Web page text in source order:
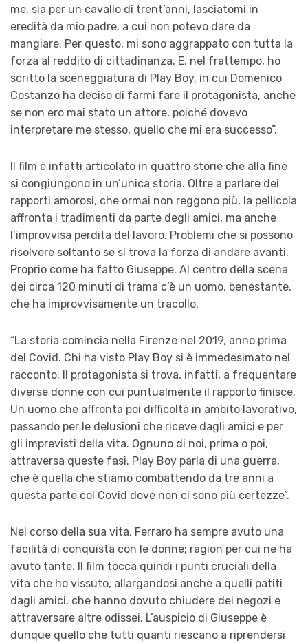
me, sia per un cavallo di trent’anni, lasciatomi in
eredità da mio padre, a cui non potevo dare da
mangiare. Per questo, mi sono aggrappato con tutta la
forza al reddito di cittadinanza. E, nel frattempo, ho
scritto la sceneggiatura di Play Boy, in cui Domenico
Costanzo ha deciso di farmi fare il protagonista, anche
se non ero mai stato un attore, poiché dovevo
interpretare me stesso, quello che mi era successo”.
Il film è infatti articolato in quattro storie che alla fine
si congiungono in un’unica storia. Oltre a parlare dei
rapporti amorosi, che ormai non reggono più, la pellicola
affronta i tradimenti da parte degli amici, ma anche
l’improvvisa perdita del lavoro. Problemi che si possono
risolvere soltanto se si trova la forza di andare avanti.
Proprio come ha fatto Giuseppe. Al centro della scena
dei circa 120 minuti di trama c’è un uomo, benestante,
che ha improvvisamente un tracollo.
“La storia comincia nella Firenze nel 2019, anno prima
del Covid. Chi ha visto Play Boy si è immedesimato nel
racconto. Il protagonista si trova, infatti, a frequentare
diverse donne con cui puntualmente il rapporto finisce.
Un uomo che affronta poi difficoltà in ambito lavorativo,
passando per le delusioni che riceve dagli amici e per
gli imprevisti della vita. Ognuno di noi, prima o poi,
attraversa queste fasi. Play Boy parla di una guerra,
che è quella che stiamo combattendo da tre anni a
questa parte col Covid dove non ci sono più certezze”.
Nel corso della sua vita, Ferraro ha sempre avuto una
facilità di conquista con le donne; ragion per cui ne ha
avuto tante. Il film tocca quindi i punti cruciali della
vita che ho vissuto, allargandosi anche a quelli patiti
dagli amici, che hanno dovuto chiudere dei negozi e
attraversare altre odissei. L’auspicio di Giuseppe è
dunque quello che tutti quanti riescano a riprendersi